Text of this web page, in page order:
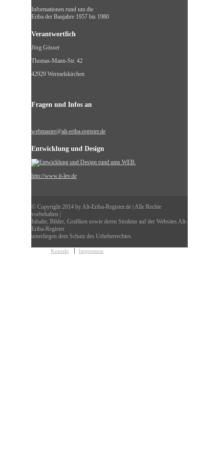
Informationen rund um die
Eriba der Baujahre 1957 bis 1980
Verantwortlich
Jörg Gösser
Thomas-Mann-Str. 42
42929 Wermelskirchen
Fragen und Infos an
webmaster@alt-eriba-register.de
Entwicklung und Design
http://www.it-lev.de
© Copyright 2014 by Alt-Eriba-Register.de | Alle Rechte
vorbehalten |
Inhalte, Bilder, Grafiken sowie deren Struktur auf der Websites Alt-
Eriba-Register
unterliegen dem Schutz des Urheberrechtes.
Kontakt Impressum